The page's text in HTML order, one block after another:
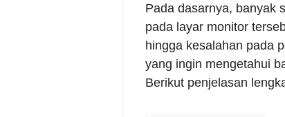
Pada dasarnya, banyak
pada layar monitor
hingga kesalahan pada
yang ingin mengetahui
Berikut penjelasan